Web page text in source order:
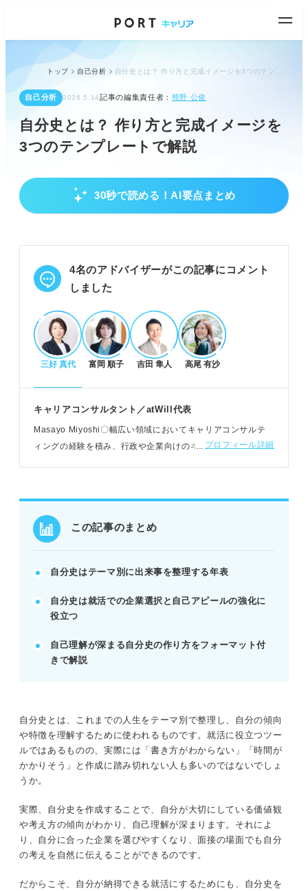
トップ 自己分析
自己分析 2026.5.14記事の編集責任者： 熊野 公俊
自分史とは？ 作り方と完成イメージを
3つのテンプレートで解説
30秒で読める！AI要点まとめ
自分史で自己理解を深め就活を有利に進める
POINT：自己分析の最強ツールとして納得のいく就
活を実現。
目的別テンプレートと基本ステップで作成
経験別・年代別・感情別の3テンプレから選ぶ。
モチベーションの変化をグラフ化し要因を分析す
る。
例：幼少期の経験から今の仕事選びの軸を見つけ
る。
る。
強みや価値観が形成された時期とエピソードを特
面接の深掘り質問に一貫性ある回答を準備する。
とが重要。
記事の該当箇所を見る
自分史は自分だけの年表！ テンプレを活用し
完成イメージを見てみよう！ 目的別の自分史
テンプレ3選
自分史を作る基本の6ステップ
※AIの特性上、間違いが含まれている場合があります。記事本文
4名のアドバイザーがこの記事にコメント
しました
三好 真代 富岡 順子 吉田 隼人 高尾 有沙
キャリアコンサルタント／atWill代表
Masayo Miyoshi〇幅広い領域においてキャリアコンサルテ
ィングの経験を積み、行政や企業向けのキャリア研修PG開
プロフィール詳細
この記事のまとめ
自分史はテーマ別に出来事を整理する年表
自分史は就活での企業選択と自己アピールの強化に
役立つ
自己理解が深まる自分史の作り方をフォーマット付
きで解説
自分史とは、これまでの人生をテーマ別で整理し、自分の傾向
や特徴を理解するために使われるものです。就活に役立つツー
ルではあるものの、実際には「書き方がわからない」「時間が
かかりそう」と作成に踏み切れない人も多いのではないでしょ
うか。
実際、自分史を作成することで、自分が大切にしている価値観
や考え方の傾向がわかり、自己理解が深まります。それによ
り、自分に合った企業を選びやすくなり、面接の場面でも自分
の考えを自然に伝えることができるのです。
だからこそ、自分が納得できる就活にするためにも、自分史を